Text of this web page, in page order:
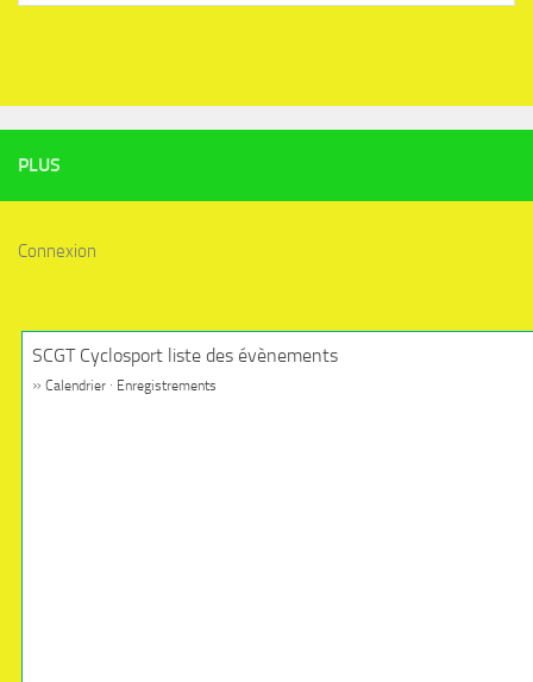
PLUS
Connexion
SCGT Cyclosport liste des évènements
» Calendrier · Enregistrements